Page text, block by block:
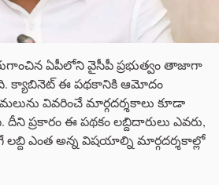
ఏపీలోని వైసీపీ ప్రభుత్వం తాజాగా
క్యాబినెట్ ఈ పథకానికి ఆమోదం
వివరించే మార్గదర్శకాలు కూడా
దీని ప్రకారం ఈ పథకం లబ్దిదారులు ఎవరు,
లబ్ది ఎంత అన్న విషయాల్ని మార్గదర్శకాల్లో